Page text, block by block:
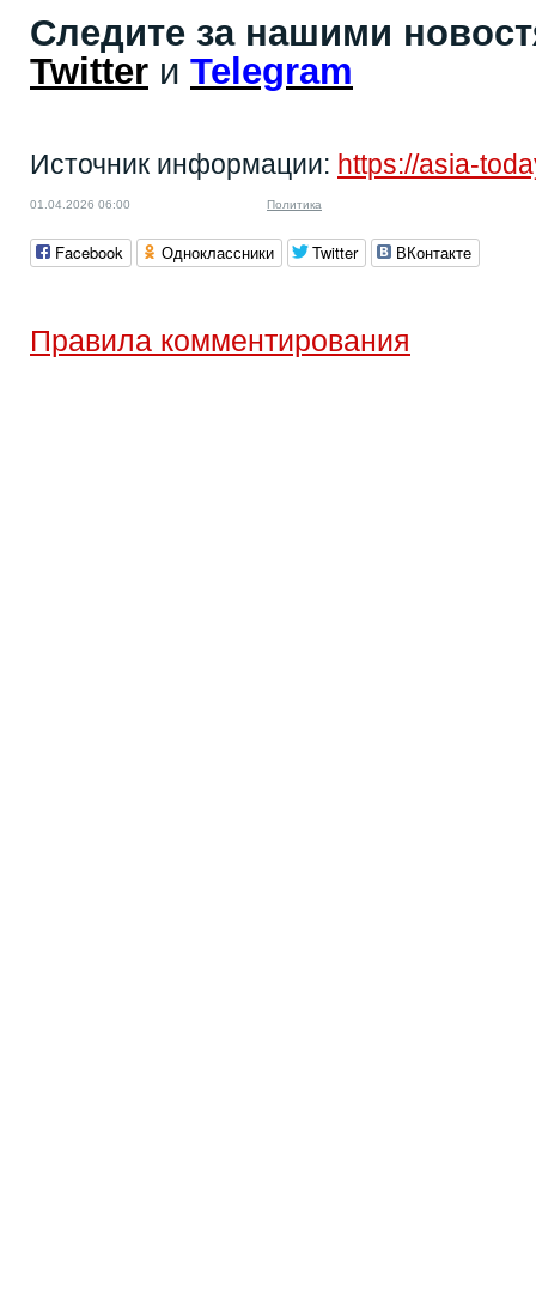
Следите за нашими
Twitter и Telegram
Источник информации: https://asia-
01.04.2026 06:00 Политика
Facebook Одноклассники Twitter ВКонтакте
Правила комментирования